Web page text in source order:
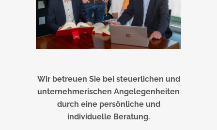
Wir betreuen Sie bei steuerlichen und
unternehmerischen Angelegenheiten
durch eine persönliche und
individuelle Beratung.